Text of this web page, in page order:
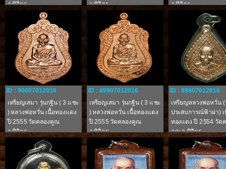
จ.พิจิตร
จ.พิจิตร
จ.พิจิตร
ID : 90007012016
เหรียญเสมา รุ่นกฐิน ( 3 แชะ
) หลวงพ่อหวั่น เนื้อทองแดง
ปี 2555 วัดคลองคูณ
จ.พิจิตร
ID : 89907012016
เหรียญเสมา รุ่นกฐิน ( 3 แชะ
) หลวงพ่อหวั่น เนื้อทองแดง
ปี 2555 วัดคลองคูณ
จ.พิจิตร
ID : 89807012016
เหรียญหลวงพ่อหวั่น
ประสบการณ์ฟ้าผ่า)
ทองแดง ปี 2554 วัด
คูณ จ.พิจิตร